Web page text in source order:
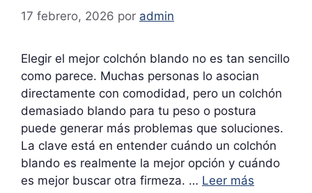
17 febrero, 2026 por admin
Elegir el mejor colchón blando no es tan sencillo
como parece. Muchas personas lo asocian
directamente con comodidad, pero un colchón
demasiado blando para tu peso o postura
puede generar más problemas que soluciones.
La clave está en entender cuándo un colchón
blando es realmente la mejor opción y cuándo
es mejor buscar otra firmeza. … Leer más